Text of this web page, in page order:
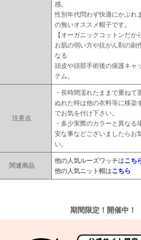
感。
性別年代問わず快適にかぶれ
の無いオススメ帽子です。
【オーガニックコットンだか
お肌の弱い方や抗がん剤の副
なる
頭皮や頭部手術後の保護キャ
テム。
注意点
・長時間濡れたままで重ねて
ぬれた時は他の衣料等に移染
でお気を付け下さい。
・多少実際のカラーと異なる
安な事などございましたらお
い。
関連商品
他の人気ルーズワッチはこち
他の人気ニット帽はこちら
期間限定！開催中！